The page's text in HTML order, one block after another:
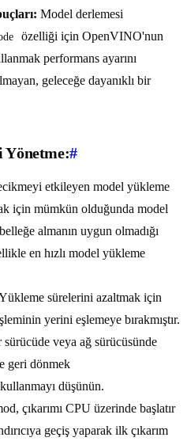
Model derlemesi
özelliği için OpenVINO'nun
performans ayarını
geleceğe dayanıklı bir
Yönetme:#
etkileyen model yükleme
için mümkün olduğunda model
almanın uygun olmadığı
en hızlı model yükleme
sürelerini azaltmak için
yerini eşlemeye bırakmıştır.
veya ağ sürücüsünde
geri dönmek
kullanmayı düşünün.
çıkarımı CPU üzerinde başlatır
geçiş yaparak ilk çıkarım